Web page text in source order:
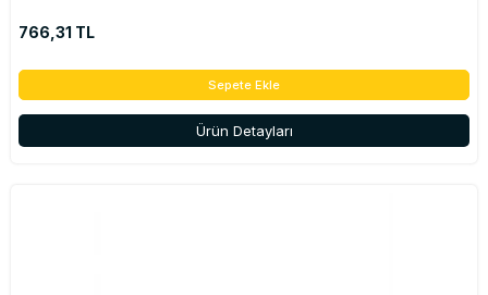
766,31 TL
Sepete Ekle
Ürün Detayları